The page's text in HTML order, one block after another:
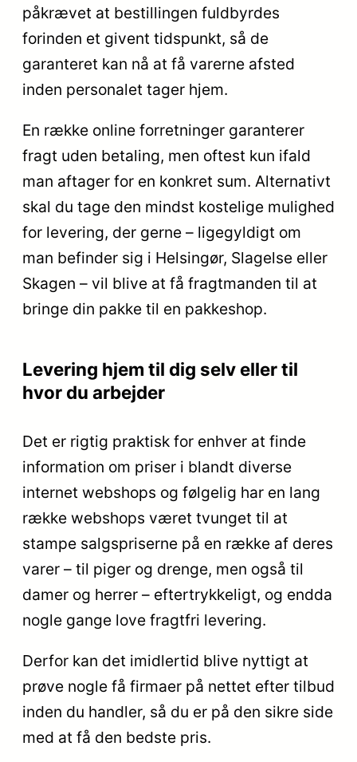
påkrævet at bestillingen fuldbyrdes
forinden et givent tidspunkt, så de
garanteret kan nå at få varerne afsted
inden personalet tager hjem.
En række online forretninger garanterer
fragt uden betaling, men oftest kun ifald
man aftager for en konkret sum. Alternativt
skal du tage den mindst kostelige mulighed
for levering, der gerne – ligegyldigt om
man befinder sig i Helsingør, Slagelse eller
Skagen – vil blive at få fragtmanden til at
bringe din pakke til en pakkeshop.
Levering hjem til dig selv eller til
hvor du arbejder
Det er rigtig praktisk for enhver at finde
information om priser i blandt diverse
internet webshops og følgelig har en lang
række webshops været tvunget til at
stampe salgspriserne på en række af deres
varer – til piger og drenge, men også til
damer og herrer – eftertrykkeligt, og endda
nogle gange love fragtfri levering.
Derfor kan det imidlertid blive nyttigt at
prøve nogle få firmaer på nettet efter tilbud
inden du handler, så du er på den sikre side
med at få den bedste pris.